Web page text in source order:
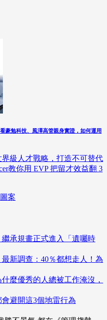
豪勉科技、風澤高管親身實證，如何運用
級人才戰略，打造不可替代
教你用 EVP 把留才效益翻 3
承規畫正式進入「遺囑時
新調查：40％都想走人！為
麼優秀的人總被工作淹沒，
避開這3個地雷行為